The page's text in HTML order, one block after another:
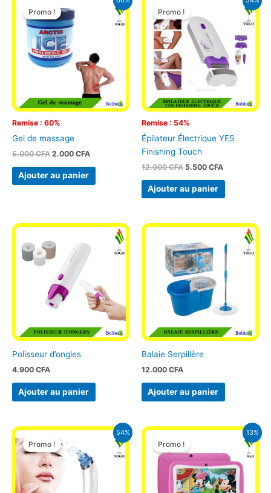
Remise : 60%
Promo !
Gel de massage
5.000CFA
prix
initial
était :
5.000 CFA.
2.000 CFA
Ajouter au panier
Remise : 54%
Promo !
Épilateur Électrique YES
Finishing Touch
12.000CFA
initial
était :
12.000 CFA.
5.500 CFA
5.500 CFA.
Ajouter au panier
Polisseur d’ongles
4.900 CFA
Ajouter au panier
Balaie Serpillère
12.000 CFA
Ajouter au panier
54%
Promo !
Le
prix
initial
était :
15.000 CFA.
Le
est :
13%
Promo !
Le
initial
était :
40.000 CFA.
Le
actuel
est :
34.900